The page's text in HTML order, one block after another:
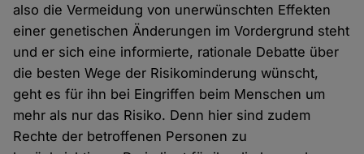
also die Vermeidung von unerwünschten Effekten
einer genetischen Änderungen im Vordergrund steht
und er sich eine informierte, rationale Debatte über
die besten Wege der Risikominderung wünscht,
geht es für ihn bei Eingriffen beim Menschen um
mehr als nur das Risiko. Denn hier sind zudem
Rechte der betroffenen Personen zu